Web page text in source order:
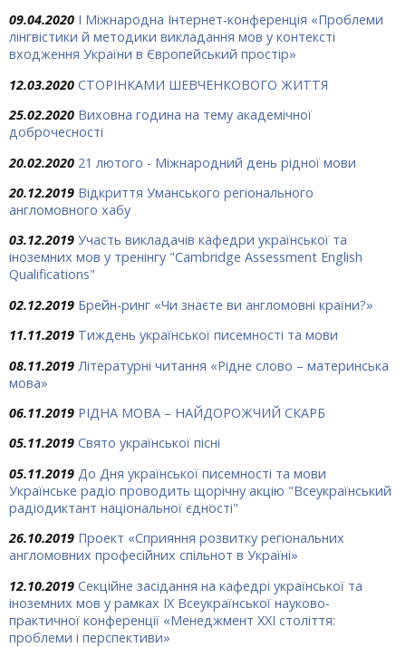
09.04.2020 I Міжнародна Інтернет-конференція «Проблеми
лінгвістики й методики викладання мов у контексті
входження України в Європейський простір»
12.03.2020 СТОРІНКАМИ ШЕВЧЕНКОВОГО ЖИТТЯ
25.02.2020 Виховна година на тему академічної
доброчесності
20.02.2020 21 лютого - Міжнародний день рідної мови
20.12.2019 Відкриття Уманського регіонального
англомовного хабу
03.12.2019 Участь викладачів кафедри української та
іноземних мов у тренінгу "Cambridge Assessment English
Qualifications"
02.12.2019 Брейн-ринг «Чи знаєте ви англомовні країни?»
11.11.2019 Тиждень української писемності та мови
08.11.2019 Літературні читання «Рідне слово – материнська
мова»
06.11.2019 РІДНА МОВА – НАЙДОРОЖЧИЙ СКАРБ
05.11.2019 Свято української пісні
05.11.2019 До Дня української писемності та мови
Українське радіо проводить щорічну акцію "Всеукраїнський
радіодиктант національної єдності"
26.10.2019 Проект «Сприяння розвитку регіональних
англомовних професійних спільнот в Україні»
12.10.2019 Секційне засідання на кафедрі української та
іноземних мов у рамках ІХ Всеукраїнської науково-
практичної конференції «Менеджмент ХХІ століття:
проблеми і перспективи»